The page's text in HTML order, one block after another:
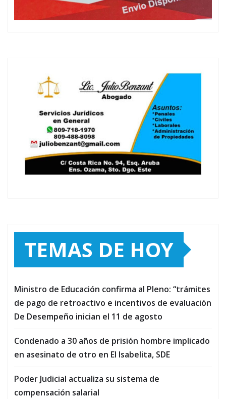
TEMAS DE HOY
Ministro de Educación confirma al Pleno: “trámites
de pago de retroactivo e incentivos de evaluación
De Desempeño inician el 11 de agosto
Condenado a 30 años de prisión hombre implicado
en asesinato de otro en El Isabelita, SDE
Poder Judicial actualiza su sistema de
compensación salarial